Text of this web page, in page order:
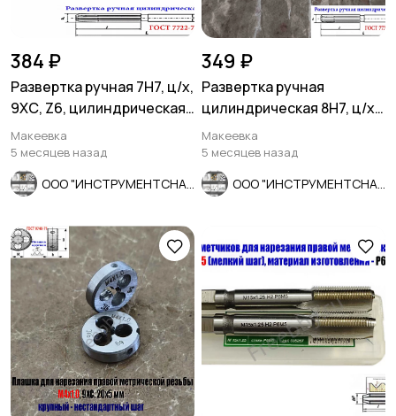
384 ₽
Развертка ручная 7Н7, ц/х,
9ХС, Z6, цилиндрическая,
107/54 мм, СССР.
Макеевка
5 месяцев назад
349 ₽
Развертка ручная
цилиндрическая 8Н7, ц/х,
9ХС, Z6, прямозубая,
115/58.
Макеевка
5 месяцев назад